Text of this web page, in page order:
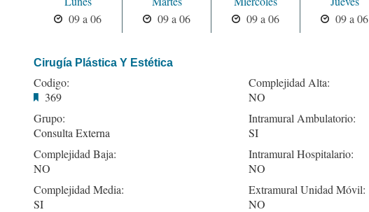
09 a 06
09 a 06
09 a 06
09 a 06
Cirugía Plástica Y Estética
Codigo:
369
Grupo:
Consulta Externa
Complejidad Baja:
NO
Complejidad Media:
SI
Complejidad Alta:
NO
Intramural Ambulatorio:
SI
Intramural Hospitalario:
NO
Extramural Unidad Móvil:
NO